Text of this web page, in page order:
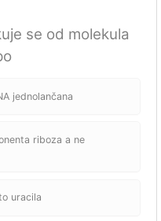
se od molekula
jednolančana
riboza a ne
uracila